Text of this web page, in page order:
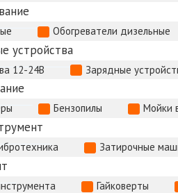
Обогреватели дизельные
устройства
12-24В Зарядные
Бензопилы Мойки
Затирочные
Гайковерты